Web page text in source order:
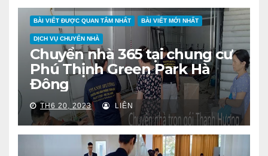
BÀI VIẾT ĐƯỢC QUAN TÂM NHẤT BÀI VIẾT MỚI NHẤT
DỊCH VỤ CHUYỂN NHÀ
Chuyển nhà 365 tại chung cư
Phú Thịnh Green Park Hà
Đông
TH6 20, 2023 LIÊN